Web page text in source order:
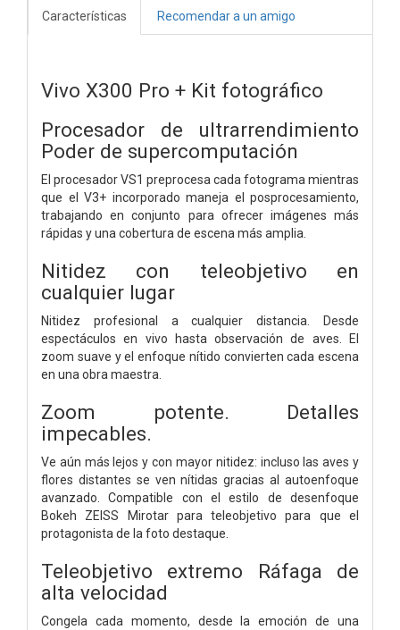
Características Recomendar a un amigo
Vivo X300 Pro + Kit fotográfico
Procesador de ultrarrendimiento
Poder de supercomputación
El procesador VS1 preprocesa cada fotograma mientras
que el V3+ incorporado maneja el posprocesamiento,
trabajando en conjunto para ofrecer imágenes más
rápidas y una cobertura de escena más amplia.
Nitidez con teleobjetivo en
cualquier lugar
Nitidez profesional a cualquier distancia. Desde
espectáculos en vivo hasta observación de aves. El
zoom suave y el enfoque nítido convierten cada escena
en una obra maestra.
Zoom potente. Detalles
impecables.
Ve aún más lejos y con mayor nitidez: incluso las aves y
flores distantes se ven nítidas gracias al autoenfoque
avanzado. Compatible con el estilo de desenfoque
Bokeh ZEISS Mirotar para teleobjetivo para que el
protagonista de la foto destaque.
Teleobjetivo extremo Ráfaga de
alta velocidad
Congela cada momento, desde la emoción de una